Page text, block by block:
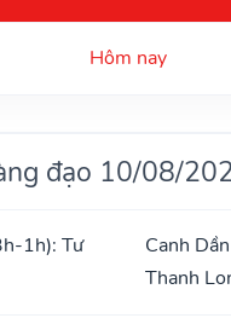
Hôm nay
đạo 10/08/
1h): Tư
Canh
Thanh